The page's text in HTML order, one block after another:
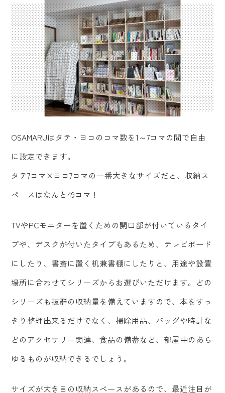
OSAMARUはタテ・ヨコのコマ数を1～7コマの間で自由
に設定できます。
タテ7コマ×ヨコ7コマの一番大きなサイズだと、収納ス
ペースはなんと49コマ！
TVやPCモニターを置くための開口部が付いているタイ
プや、デスクが付いたタイプもあるため、テレビボード
にしたり、書斎に置く机兼書棚にしたりと、用途や設置
場所に合わせてシリーズからお選びいただけます。どの
シリーズも抜群の収納量を備えていますので、本をすっ
きり整理出来るだけでなく、掃除用品、バッグや時計な
どのアクセサリー関連、食品の備蓄など、部屋中のあら
ゆるものが収納できるでしょう。
サイズが大き目の収納スペースがあるので、最近注目が